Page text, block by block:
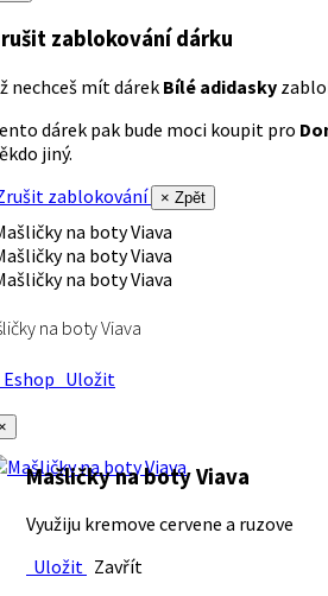
zablokování dárku
nechceš mít dárek Bílé adidasky
dárek pak bude moci koupit pro
jiný.
zablokování
× Zpět
na boty Viava
Uložit
Mašličky na boty Viava
Využiju kremove cervene a ruzove
Uložit Zavřít